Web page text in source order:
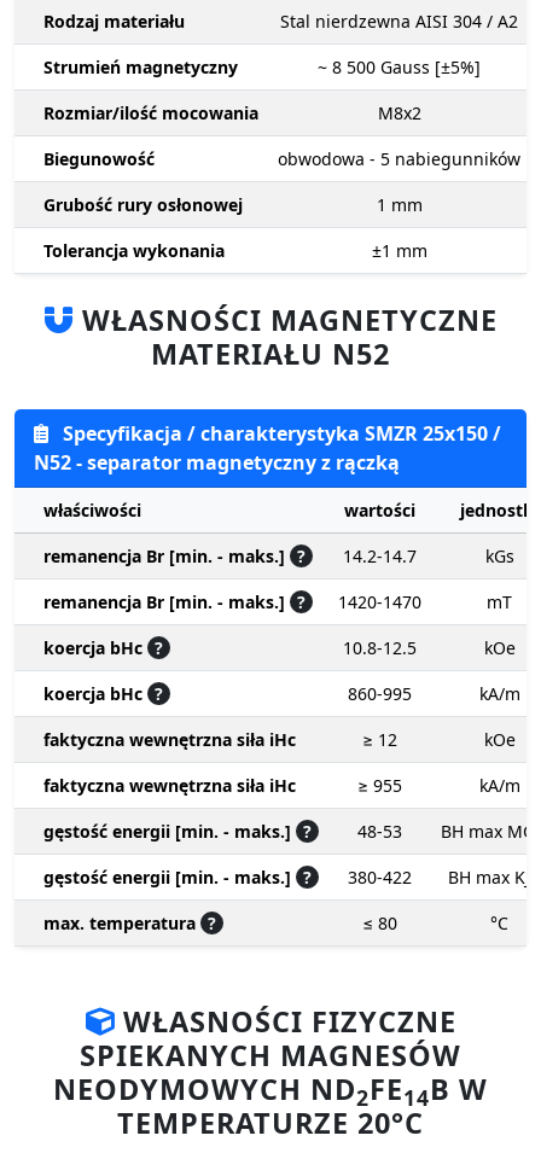
Rodzaj materiału
Stal nierdzewna AISI 304 / A2
Strumień magnetyczny
~ 8 500 Gauss [±5%]
Rozmiar/ilość mocowania
M8x2
Biegunowość
obwodowa - 5 nabiegunników
Grubość rury osłonowej
1 mm
Tolerancja wykonania
±1 mm
WŁASNOŚCI MAGNETYCZNE
MATERIAŁU N52
Specyfikacja / charakterystyka SMZR 25x150 /
N52 - separator magnetyczny z rączką
właściwości wartości
jednostki
remanencja Br [min. - maks.] ? 14.2-14.7
kGs
remanencja Br [min. - maks.] ? 1420-1470
mT
koercja bHc ? 10.8-12.5
kOe
koercja bHc ? 860-995
kA/m
faktyczna wewnętrzna siła iHc
≥ 12
kOe
faktyczna wewnętrzna siła iHc
≥ 955
kA/m
gęstość energii [min. - maks.] ? 48-53
BH max
gęstość energii [min. - maks.] ? 380-422
BH max
max. temperatura ? ≤ 80 °C
WŁASNOŚCI FIZYCZNE
SPIEKANYCH MAGNESÓW
NEODYMOWYCH ND2FE14B W
TEMPERATURZE 20°C